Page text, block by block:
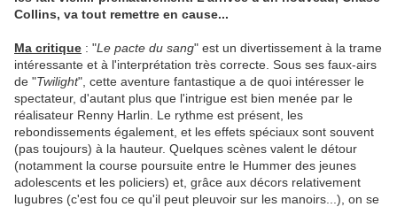
Collins, va tout remettre en cause...
Ma critique : "Le pacte du sang" est un divertissement à la trame
intéressante et à l'interprétation très correcte. Sous ses faux-airs
de "Twilight", cette aventure fantastique a de quoi intéresser le
spectateur, d'autant plus que l'intrigue est bien menée par le
réalisateur Renny Harlin. Le rythme est présent, les
rebondissements également, et les effets spéciaux sont souvent
(pas toujours) à la hauteur. Quelques scènes valent le détour
(notamment la course poursuite entre le Hummer des jeunes
adolescents et les policiers) et, grâce aux décors relativement
lugubres (c'est fou ce qu'il peut pleuvoir sur les manoirs...), on se